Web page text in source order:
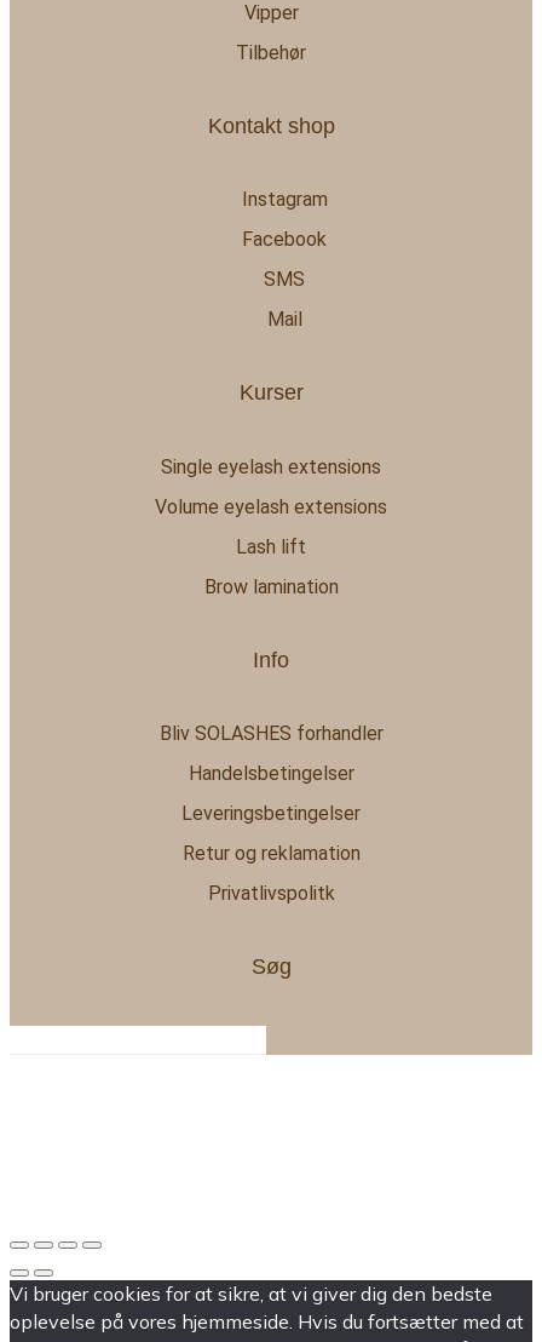
Vipper
Tilbehør
Kontakt shop
Instagram
Facebook
SMS
Mail
Kurser
Single eyelash extensions
Volume eyelash extensions
Lash lift
Brow lamination
Info
Bliv SOLASHES forhandler
Handelsbetingelser
Leveringsbetingelser
Retur og reklamation
Privatlivspolitk
Søg
Vi bruger cookies for at sikre, at vi giver dig den bedste
oplevelse på vores hjemmeside. Hvis du fortsætter med at